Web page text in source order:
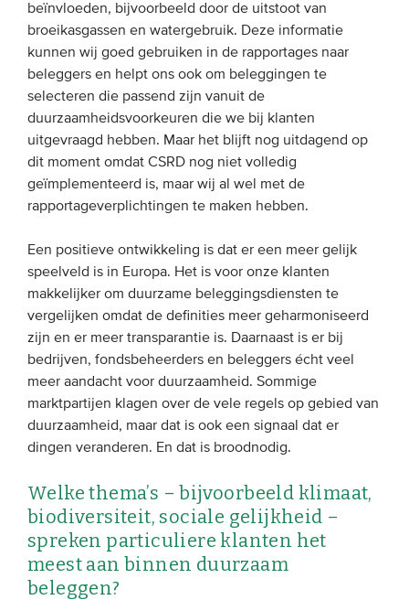
beïnvloeden, bijvoorbeeld door de uitstoot van
broeikasgassen en watergebruik. Deze informatie
kunnen wij goed gebruiken in de rapportages naar
beleggers en helpt ons ook om beleggingen te
selecteren die passend zijn vanuit de
duurzaamheidsvoorkeuren die we bij klanten
uitgevraagd hebben. Maar het blijft nog uitdagend op
dit moment omdat CSRD nog niet volledig
geïmplementeerd is, maar wij al wel met de
rapportageverplichtingen te maken hebben.
Een positieve ontwikkeling is dat er een meer gelijk
speelveld is in Europa. Het is voor onze klanten
makkelijker om duurzame beleggingsdiensten te
vergelijken omdat de definities meer geharmoniseerd
zijn en er meer transparantie is. Daarnaast is er bij
bedrijven, fondsbeheerders en beleggers écht veel
meer aandacht voor duurzaamheid. Sommige
marktpartijen klagen over de vele regels op gebied van
duurzaamheid, maar dat is ook een signaal dat er
dingen veranderen. En dat is broodnodig.
Welke thema’s – bijvoorbeeld klimaat,
biodiversiteit, sociale gelijkheid –
spreken particuliere klanten het
meest aan binnen duurzaam
beleggen?